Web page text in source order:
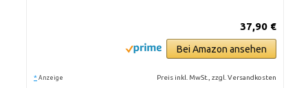
37,90 €
Bei Amazon ansehen
* Anzeige Preis inkl. MwSt., zzgl. Versandkosten